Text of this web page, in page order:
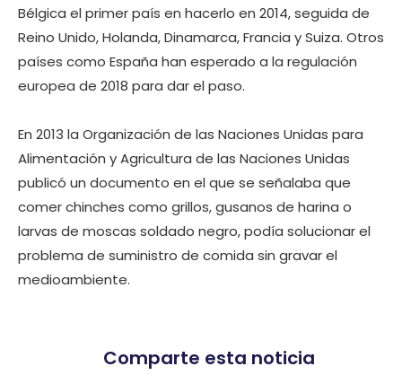
Bélgica el primer país en hacerlo en 2014, seguida de
Reino Unido, Holanda, Dinamarca, Francia y Suiza. Otros
países como España han esperado a la regulación
europea de 2018 para dar el paso.
En 2013 la Organización de las Naciones Unidas para
Alimentación y Agricultura de las Naciones Unidas
publicó un documento en el que se señalaba que
comer chinches como grillos, gusanos de harina o
larvas de moscas soldado negro, podía solucionar el
problema de suministro de comida sin gravar el
medioambiente.
Comparte esta noticia